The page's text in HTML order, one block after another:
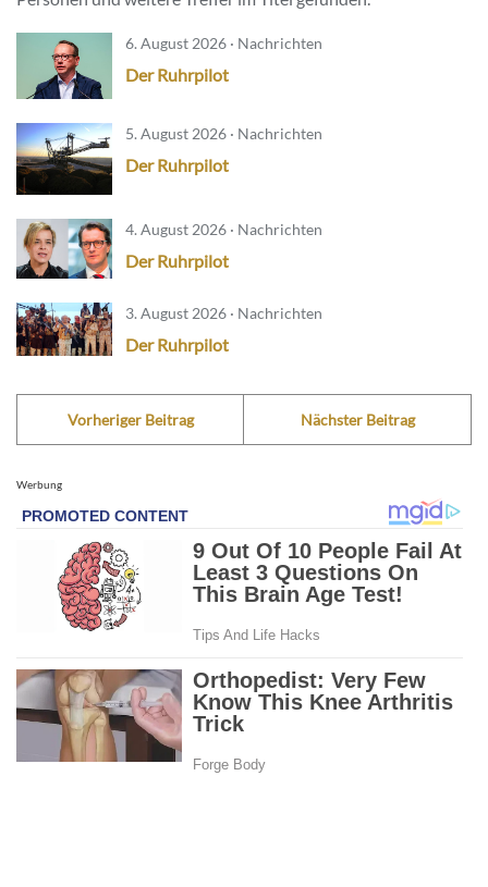
6. August 2026 · Nachrichten
Der Ruhrpilot
5. August 2026 · Nachrichten
Der Ruhrpilot
4. August 2026 · Nachrichten
Der Ruhrpilot
3. August 2026 · Nachrichten
Der Ruhrpilot
Vorheriger Beitrag Nächster Beitrag
Werbung